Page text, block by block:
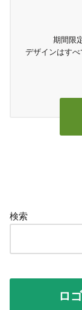
期間限
デザインはす
検索
ロ